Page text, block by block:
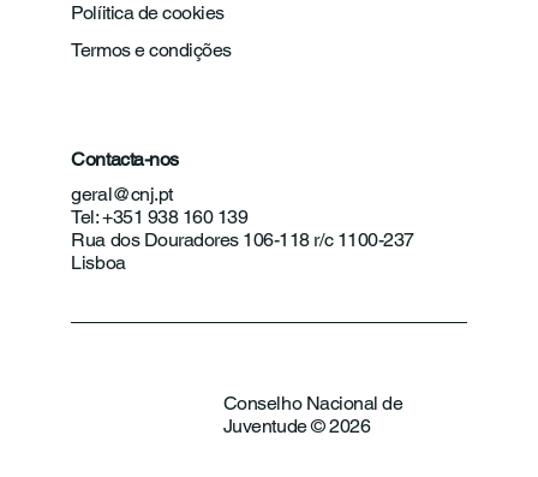
Termos e condições
Políitica de cookies
Contacta-nos
geral@cnj.pt
Tel: +351 938 160 139
Rua dos Douradores 106-118 r/c 1100-237
Lisboa
Conselho Nacional de
Juventude © 2026